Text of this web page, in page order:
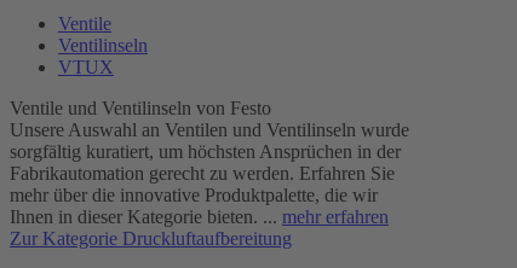
Ventile
Ventilinseln
VTUX
Ventile und Ventilinseln von Festo
Unsere Auswahl an Ventilen und Ventilinseln wurde
sorgfältig kuratiert, um höchsten Ansprüchen in der
Fabrikautomation gerecht zu werden. Erfahren Sie
mehr über die innovative Produktpalette, die wir
Ihnen in dieser Kategorie bieten. ... mehr erfahren
Zur Kategorie Druckluftaufbereitung